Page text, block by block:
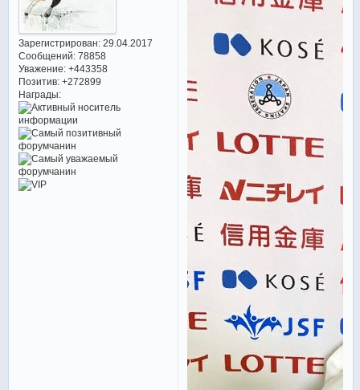
Зарегистрирован: 29.04.2017
Сообщений:78858
Уважение: +443358
Позитив: +272899
Награды: